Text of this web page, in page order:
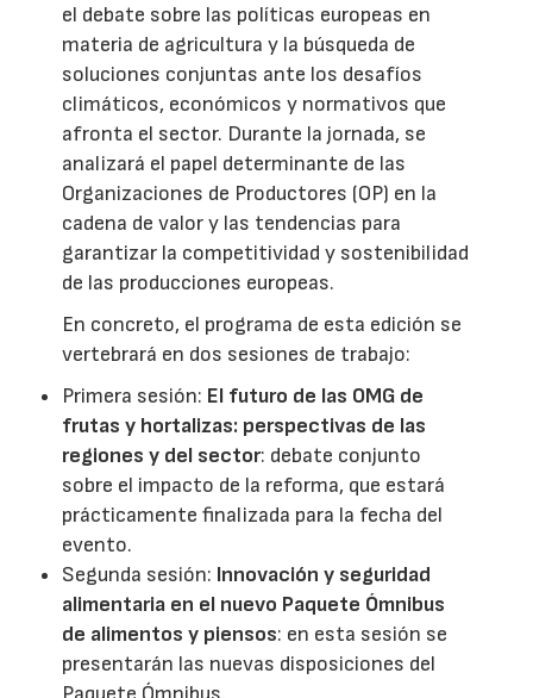
el debate sobre las políticas europeas en
materia de agricultura y la búsqueda de
soluciones conjuntas ante los desafíos
climáticos, económicos y normativos que
afronta el sector. Durante la jornada, se
analizará el papel determinante de las
Organizaciones de Productores (OP) en la
cadena de valor y las tendencias para
garantizar la competitividad y sostenibilidad
de las producciones europeas.
En concreto, el programa de esta edición se
vertebrará en dos sesiones de trabajo:
Primera sesión: El futuro de las OMG de
frutas y hortalizas: perspectivas de las
regiones y del sector: debate conjunto
sobre el impacto de la reforma, que estará
prácticamente finalizada para la fecha del
evento.
Segunda sesión: Innovación y seguridad
alimentaria en el nuevo Paquete Ómnibus
de alimentos y piensos: en esta sesión se
presentarán las nuevas disposiciones del